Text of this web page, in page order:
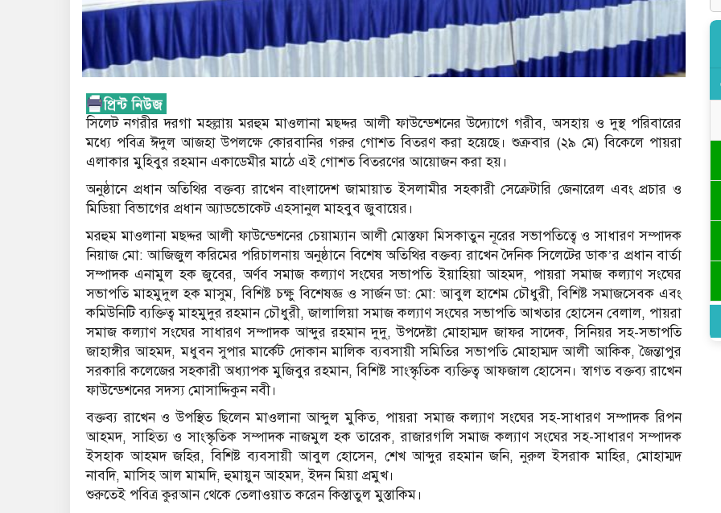
সিলেট নগরীর দরগা মহল্লায় মরহুম মাওলানা মছদ্দর আলী ফাউন্ডেশনের উদ্যোগে গরীব, অসহায় ও দুস্থ পরিবারের
মধ্যে পবিত্র ঈদুল আজহা উপলক্ষে কোরবানির গরুর গোশত বিতরণ করা হয়েছে। শুক্রবার (২৯ মে) বিকেলে পায়রা
এলাকার মুহিবুর রহমান একাডেমীর মাঠে এই গোশত বিতরণের আয়োজন করা হয়।
অনুষ্ঠানে প্রধান অতিথির বক্তব্য রাখেন বাংলাদেশ জামায়াত ইসলামীর সহকারী সেক্রেটারি জেনারেল এবং প্রচার ও
মিডিয়া বিভাগের প্রধান অ্যাডভোকেট এহসানুল মাহবুব জুবায়ের।
মরহুম মাওলানা মছদ্দর আলী ফাউন্ডেশনের চেয়াম্যান আলী মোস্তফা মিসকাতুন নূরের সভাপতিত্বে ও সাধারণ সম্পাদক
নিয়াজ মো: আজিজুল করিমের পরিচালনায় অনুষ্ঠানে বিশেষ অতিথির বক্তব্য রাখেন দৈনিক সিলেটের ডাক’র প্রধান বার্তা
সম্পাদক এনামুল হক জুবের, অর্ণব সমাজ কল্যাণ সংঘের সভাপতি ইয়াহিয়া আহমদ, পায়রা সমাজ কল্যাণ সংঘের
সভাপতি মাহমুদুল হক মাসুম, বিশিষ্ট চক্ষু বিশেষজ্ঞ ও সার্জন ডা: মো: আবুল হাশেম চৌধুরী, বিশিষ্ট সমাজসেবক এবং
কমিউনিটি ব্যক্তিত্ব মাহমুদুর রহমান চৌধুরী, জালালিয়া সমাজ কল্যাণ সংঘের সভাপতি আখতার হোসেন বেলাল, পায়রা
সমাজ কল্যাণ সংঘের সাধারণ সম্পাদক আব্দুর রহমান দুদু, উপদেষ্টা মোহাম্মদ জাফর সাদেক, সিনিয়র সহ-সভাপতি
জাহাঙ্গীর আহমদ, মধুবন সুপার মার্কেট দোকান মালিক ব্যবসায়ী সমিতির সভাপতি মোহাম্মদ আলী আকিক, জৈন্তাপুর
সরকারি কলেজের সহকারী অধ্যাপক মুজিবুর রহমান, বিশিষ্ট সাংস্কৃতিক ব্যক্তিত্ব আফজাল হোসেন। স্বাগত বক্তব্য রাখেন
ফাউন্ডেশনের সদস্য মোসাদ্দিকুন নবী।
বক্তব্য রাখেন ও উপস্থিত ছিলেন মাওলানা আব্দুল মুকিত, পায়রা সমাজ কল্যাণ সংঘের সহ-সাধারণ সম্পাদক রিপন
আহমদ, সাহিত্য ও সাংস্কৃতিক সম্পাদক নাজমুল হক তারেক, রাজারগলি সমাজ কল্যাণ সংঘের সহ-সাধারণ সম্পাদক
ইসহাক আহমদ জহির, বিশিষ্ট ব্যবসায়ী আবুল হোসেন, শেখ আব্দুর রহমান জনি, নুরুল ইসরাক মাহির, মোহাম্মদ
নাবদি, মাসিহ আল মামদি, হুমায়ুন আহমদ, ইদন মিয়া প্রমুখ।
শুরুতেই পবিত্র কুরআন থেকে তেলাওয়াত করেন কিস্তাতুল মুস্তাকিম।